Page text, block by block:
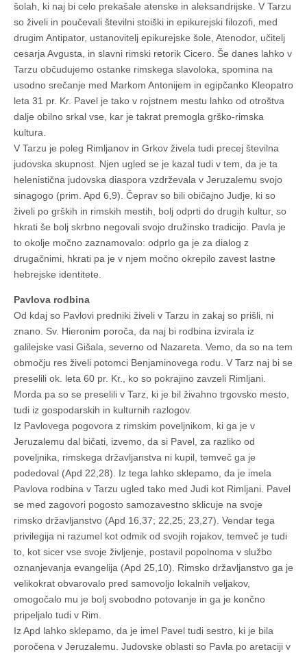
šolah, ki naj bi celo prekašale atenske in aleksandrijske. V Tarzu
so živeli in poučevali številni stoiški in epikurejski filozofi, med
drugim Antipator, ustanovitelj epikurejske šole, Atenodor, učitelj
cesarja Avgusta, in slavni rimski retorik Cicero. Še danes lahko v
Tarzu občudujemo ostanke rimskega slavoloka, spomina na
usodno srečanje med Markom Antonijem in egipčanko Kleopatro
leta 31 pr. Kr. Pavel je tako v rojstnem mestu lahko od otroštva
dalje obilno srkal vse, kar je takrat premogla grško-rimska
kultura.
V Tarzu je poleg Rimljanov in Grkov živela tudi precej številna
judovska skupnost. Njen ugled se je kazal tudi v tem, da je ta
helenistična judovska diaspora vzdrževala v Jeruzalemu svojo
sinagogo (prim. Apd 6,9). Čeprav so bili običajno Judje, ki so
živeli po grških in rimskih mestih, bolj odprti do drugih kultur, so
hkrati še bolj skrbno negovali svojo družinsko tradicijo. Pavla je
to okolje močno zaznamovalo: odprlo ga je za dialog z
drugačnimi, hkrati pa je v njem močno okrepilo zavest lastne
hebrejske identitete.
Pavlova rodbina
Od kdaj so Pavlovi predniki živeli v Tarzu in zakaj so prišli, ni
znano. Sv. Hieronim poroča, da naj bi rodbina izvirala iz
galilejske vasi Gišala, severno od Nazareta. Vemo, da so na tem
območju res živeli potomci Benjaminovega rodu. V Tarz naj bi se
preselili ok. leta 60 pr. Kr., ko so pokrajino zavzeli Rimljani.
Morda pa so se preselili v Tarz, ki je bil živahno trgovsko mesto,
tudi iz gospodarskih in kulturnih razlogov.
Iz Pavlovega pogovora z rimskim poveljnikom, ki ga je v
Jeruzalemu dal bičati, izvemo, da si Pavel, za razliko od
poveljnika, rimskega državljanstva ni kupil, temveč ga je
podedoval (Apd 22,28). Iz tega lahko sklepamo, da je imela
Pavlova rodbina v Tarzu ugled tako med Judi kot Rimljani. Pavel
se med zagovori pogosto samozavestno sklicuje na svoje
rimsko državljanstvo (Apd 16,37; 22,25; 23,27). Vendar tega
privilegija ni razumel kot odmik od svojih rojakov, temveč je tudi
to, kot sicer vse svoje življenje, postavil popolnoma v službo
oznanjevanja evangelija (Apd 25,10). Rimsko državljanstvo ga je
velikokrat obvarovalo pred samovoljo lokalnih veljakov,
omogočalo mu je bolj svobodno potovanje in ga je končno
pripeljalo tudi v Rim.
Iz Apd lahko sklepamo, da je imel Pavel tudi sestro, ki je bila
poročena v Jeruzalemu. Judovske oblasti so Pavla po aretaciji v